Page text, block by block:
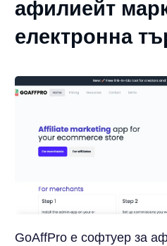
афилиейт
електронна
GoAffPro е софтуер за